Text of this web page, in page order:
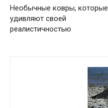
Необычные ковры, которые
удивляют своей
реалистичностью